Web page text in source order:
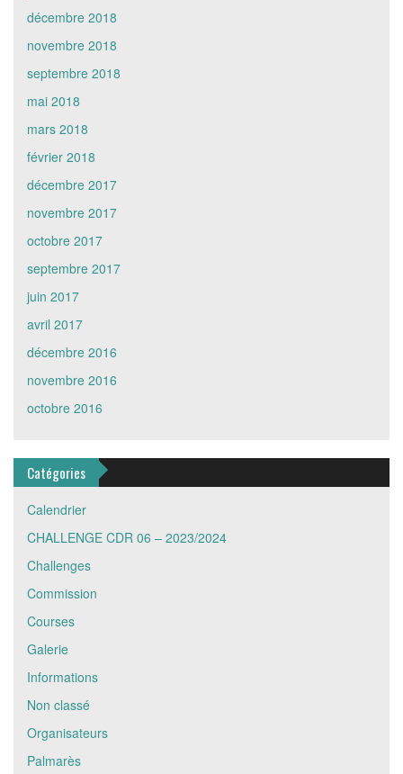
décembre 2018
novembre 2018
septembre 2018
mai 2018
mars 2018
février 2018
décembre 2017
novembre 2017
octobre 2017
septembre 2017
juin 2017
avril 2017
décembre 2016
novembre 2016
octobre 2016
Catégories
Calendrier
CHALLENGE CDR 06 – 2023/2024
Challenges
Commission
Courses
Galerie
Informations
Non classé
Organisateurs
Palmarès